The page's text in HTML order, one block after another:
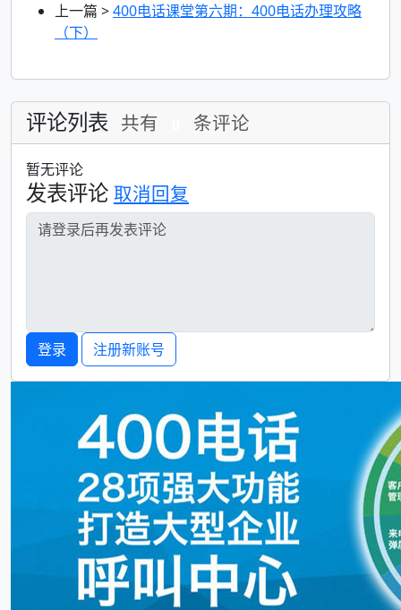
上一篇 >400电话课堂第六期：400电话办理攻略
（下）
评论列表 共有 条评论
暂无评论
发表评论 取消回复
登录 注册新账号